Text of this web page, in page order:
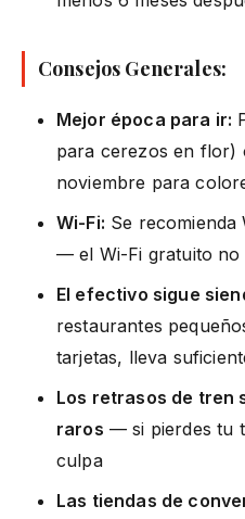
Consejos Generales:
Mejor época para ir:
para cerezos en flor)
noviembre para
Wi-Fi: Se recomienda
— el Wi-Fi gratuito no
El efectivo sigue
restaurantes
tarjetas, lleva
Los retrasos de tren
raros — si pierdes tu
culpa
Las tiendas de